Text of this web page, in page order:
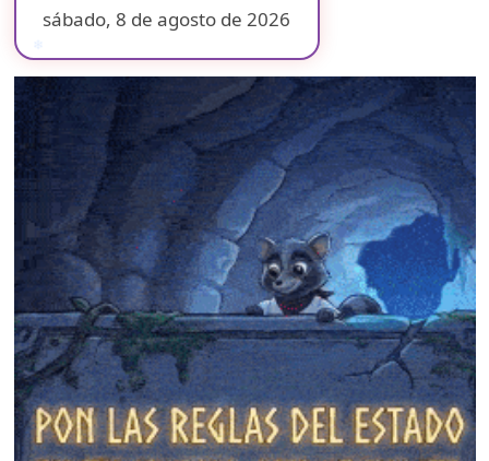
sábado, 8 de agosto de 2026
❄
❄
❄
❄
❄
❄
❄
❄